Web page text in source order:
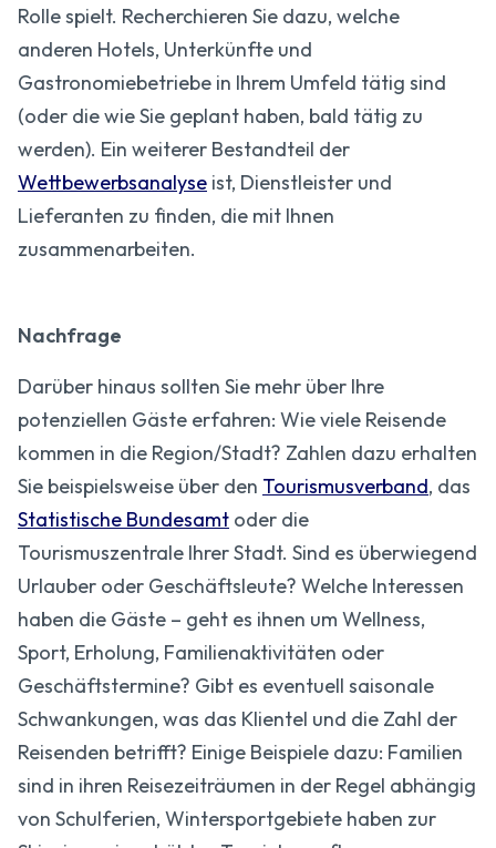
Rolle spielt. Recherchieren Sie dazu, welche
anderen Hotels, Unterkünfte und
Gastronomiebetriebe in Ihrem Umfeld tätig sind
(oder die wie Sie geplant haben, bald tätig zu
werden). Ein weiterer Bestandteil der
Wettbewerbsanalyse ist, Dienstleister und
Lieferanten zu finden, die mit Ihnen
zusammenarbeiten.
Nachfrage
Darüber hinaus sollten Sie mehr über Ihre
potenziellen Gäste erfahren: Wie viele Reisende
kommen in die Region/Stadt? Zahlen dazu erhalten
Sie beispielsweise über den Tourismusverband, das
Statistische Bundesamt oder die
Tourismuszentrale Ihrer Stadt. Sind es überwiegend
Urlauber oder Geschäftsleute? Welche Interessen
haben die Gäste – geht es ihnen um Wellness,
Sport, Erholung, Familienaktivitäten oder
Geschäftstermine? Gibt es eventuell saisonale
Schwankungen, was das Klientel und die Zahl der
Reisenden betrifft? Einige Beispiele dazu: Familien
sind in ihren Reisezeiträumen in der Regel abhängig
von Schulferien, Wintersportgebiete haben zur